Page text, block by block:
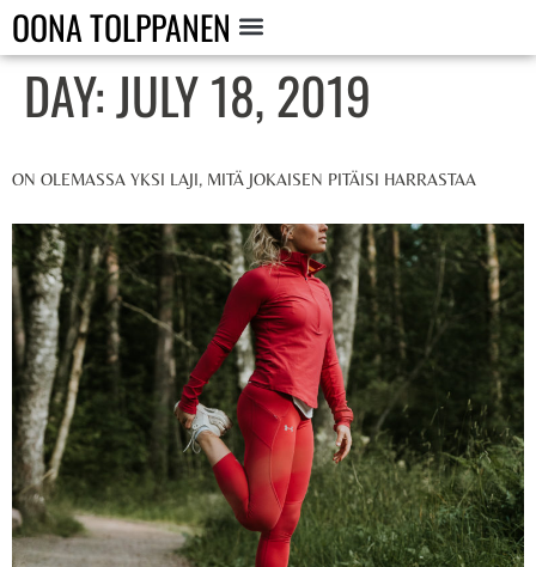
OONA TOLPPANEN
DAY:JULY 18, 2019
ON OLEMASSA YKSI LAJI, MITÄ JOKAISEN PITÄISI HARRASTAA